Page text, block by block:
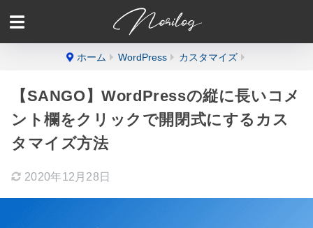
ホーム WordPress カスタマイズ
【SANGO】WordPressの縦に長いコメ
ント欄をクリックで開閉式にするカス
タマイズ方法
2020年12月28日